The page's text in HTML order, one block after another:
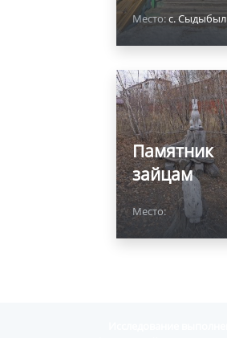
Место:с. Сыдыбыл
Памятник
зайцам
Место: